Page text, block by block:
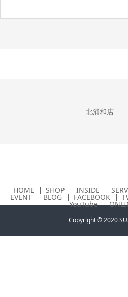
北浦和店
HOME SHOP INSIDE
EVENT BLOG FACEBOOK
YouTube
Copyright © 2020